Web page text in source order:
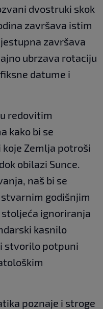
dvostruki skok
završava istim
završava
ubrzava rotaciju
datume i
redovitim
kako bi se
Zemlja potroši
obilazi Sunce.
naš bi se
godišnjim
stoljeća ignoriranja
kasnilo
stvorilo potpuni
poznaje i stroge